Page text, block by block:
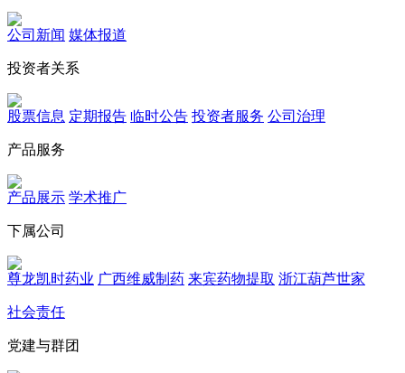
公司新闻 媒体报道
投资者关系
股票信息 定期报告 临时公告 投资者服务 公司治理
产品服务
产品展示 学术推广
下属公司
尊龙凯时药业 广西维威制药 来宾药物提取 浙江葫芦世家
社会责任
党建与群团